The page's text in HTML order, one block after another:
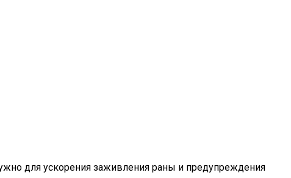
для ускорения заживления раны и предупреждения